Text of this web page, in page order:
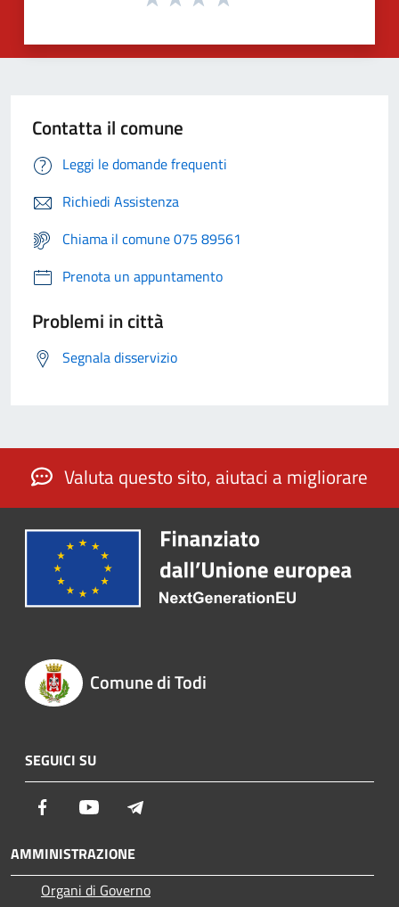
Contatta il comune
Leggi le domande frequenti
Richiedi Assistenza
Chiama il comune 075 89561
Prenota un appuntamento
Problemi in città
Segnala disservizio
Valuta questo sito, aiutaci a migliorare
Comune di Todi
SEGUICI SU
Facebook Youtube
AMMINISTRAZIONE
Organi di Governo